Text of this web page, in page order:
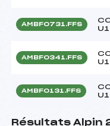
AMBF0731.FFS
AMBF0341.FFS
AMBF0131.FFS
Résultats Alpin